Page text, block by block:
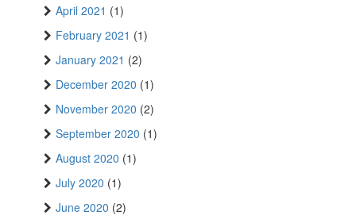
April 2021 (1)
February 2021 (1)
January 2021 (2)
December 2020 (1)
November 2020 (2)
September 2020 (1)
August 2020 (1)
July 2020 (1)
June 2020 (2)